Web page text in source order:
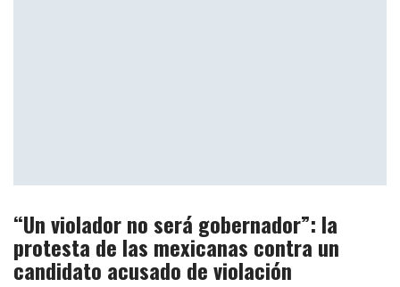
“Un violador no será gobernador”: la
protesta de las mexicanas contra un
candidato acusado de violación